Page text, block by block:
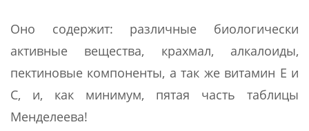
Оно содержит: различные биологически
активные вещества, крахмал, алкалоиды,
пектиновые компоненты, а так же витамин Е и
С, и, как минимум, пятая часть таблицы
Менделеева!